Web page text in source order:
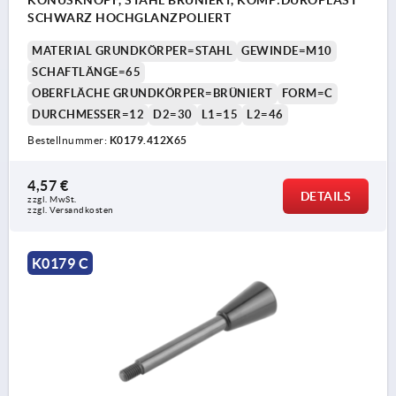
SCHWARZ HOCHGLANZPOLIERT
MATERIAL GRUNDKÖRPER=STAHL
GEWINDE=M10
SCHAFTLÄNGE=65
OBERFLÄCHE GRUNDKÖRPER=BRÜNIERT
FORM=C
DURCHMESSER=12
D2=30 L1=15 L2=46
Bestellnummer: K0179.412X65
4,57 €
zzgl. MwSt.
zzgl. Versandkosten
DETAILS
K0179 C